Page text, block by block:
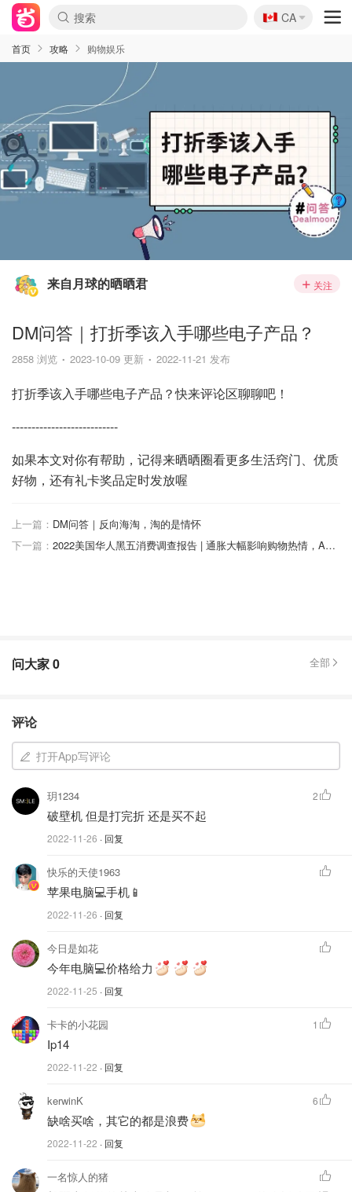
🇨🇦
CA
首页 攻略 购物娱乐
来自月球的晒晒君 关注
DM问答｜打折季该入手哪些电子产品？
2858 浏览 2023-10-09 更新 2022-11-21 发布
打折季该入手哪些电子产品？快来评论区聊聊吧！
---------------------------
如果本文对你有帮助，记得来晒晒圈看更多生活窍门、优质
好物，还有礼卡奖品定时发放喔
上一篇： DM问答｜反向海淘，淘的是情怀
下一篇：
2022美国华人黑五消费调查报告 | 通胀大幅影响购物热情，Amazon成绝对首选平台
问大家0 全部
评论
打开App写评论
玥1234
破壁机 但是打完折 还是买不起
2022-11-26 · 回复
2
快乐的天使1963
苹果电脑💻手机📱
2022-11-26 · 回复
今日是如花
今年电脑💻价格给力
2022-11-25 · 回复
卡卡的小花园
Ip14
2022-11-22 · 回复
1
kerwinK
缺啥买啥，其它的都是浪费
2022-11-22 · 回复
6
一名惊人的猪